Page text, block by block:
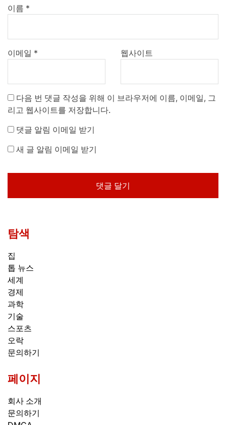
이름 *
이메일 * 웹사이트
다음 번 댓글 작성을 위해 이 브라우저에 이름, 이메일, 그
리고 웹사이트를 저장합니다.
댓글 알림 이메일 받기
새 글 알림 이메일 받기
탐색
집
톱 뉴스
세계
경제
과학
기술
스포츠
오락
문의하기
페이지
회사 소개
문의하기